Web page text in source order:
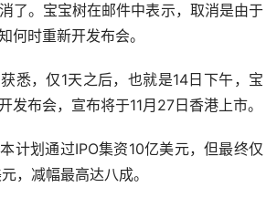
了。宝宝树在邮件中表示，取消是由于
何时重新开发布会。
悉，仅1天之后，也就是14日下午，宝
发布会，宣布将于11月27日香港上市。
计划通过IPO集资10亿美元，但最终仅
，减幅最高达八成。